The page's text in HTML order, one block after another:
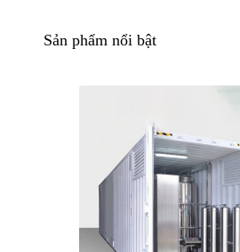
Sản phẩm nổi bật